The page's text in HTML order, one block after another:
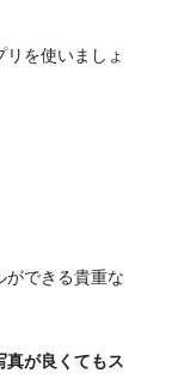
を使いましょ
ができる貴重な
真が良くてもス